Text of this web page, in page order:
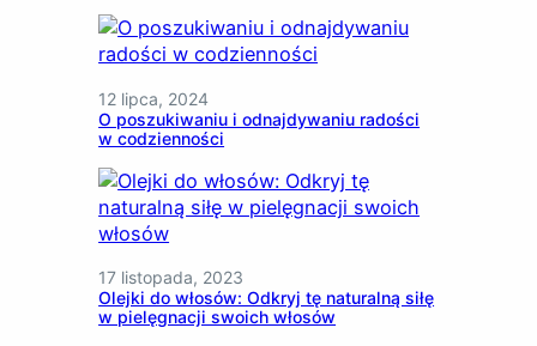
12 lipca, 2024
O poszukiwaniu i odnajdywaniu radości
w codzienności
17 listopada, 2023
Olejki do włosów: Odkryj tę naturalną siłę
w pielęgnacji swoich włosów